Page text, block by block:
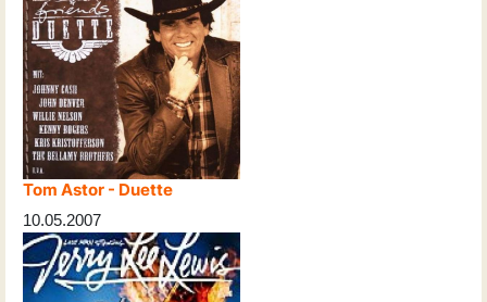
Tom Astor - Duette
10.05.2007